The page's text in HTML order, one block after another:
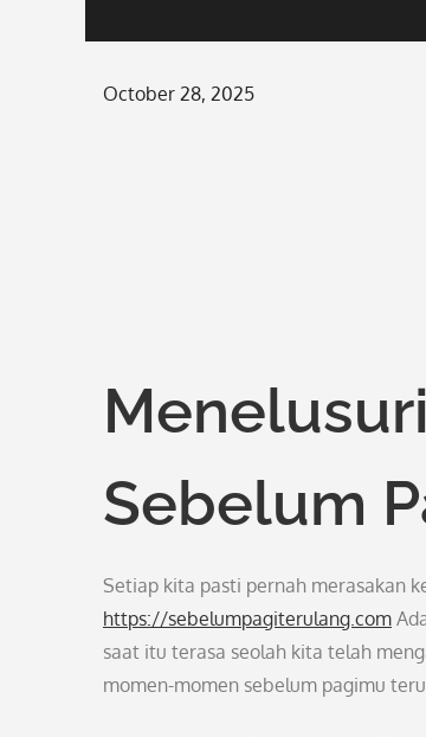
Posted
October 28, 2025
Sebelum
Setiap kita pasti pernah merasakan
https://sebelumpagiterulang.com
saat itu terasa seolah kita telah
momen-momen sebelum pagimu